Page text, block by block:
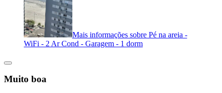
Mais informações sobre Pé na areia -
WiFi - 2 Ar Cond - Garagem - 1 dorm
Muito boa